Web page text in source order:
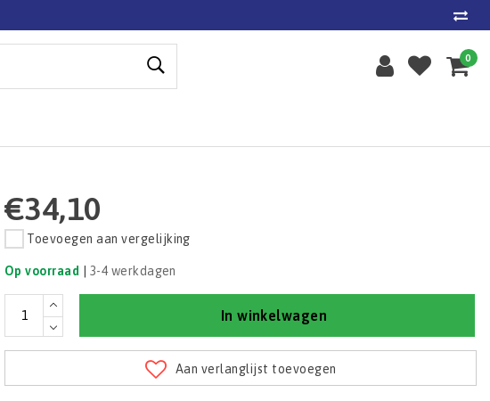
0
€34,10
Toevoegen aan vergelijking
Op voorraad 3-4 werkdagen
In winkelwagen
Aan verlanglijst toevoegen